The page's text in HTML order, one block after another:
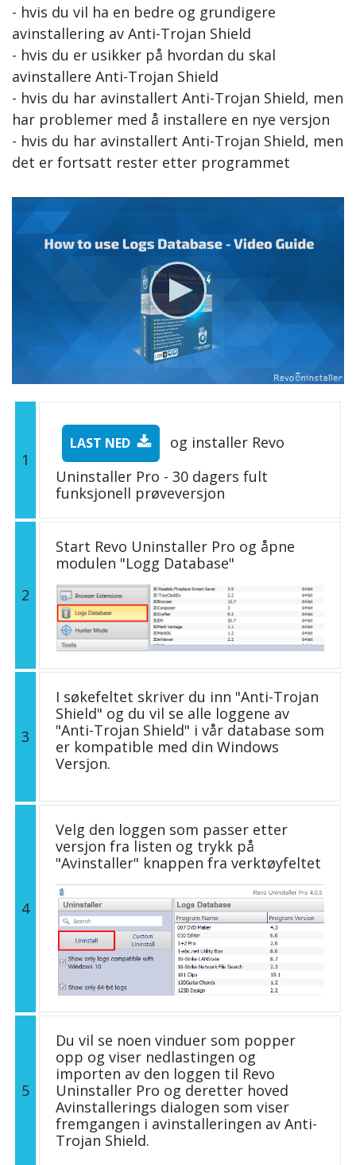
- hvis du vil ha en bedre og grundigere
avinstallering av Anti-Trojan Shield
- hvis du er usikker på hvordan du skal
avinstallere Anti-Trojan Shield
- hvis du har avinstallert Anti-Trojan Shield, men
har problemer med å installere en nye versjon
- hvis du har avinstallert Anti-Trojan Shield, men
det er fortsatt rester etter programmet
1
LAST NED
og installer Revo
Uninstaller Pro - 30 dagers fult
funksjonell prøveversjon
2
Start Revo Uninstaller Pro og åpne
modulen "Logg Database"
3
I søkefeltet skriver du inn "Anti-Trojan
Shield" og du vil se alle loggene av
"Anti-Trojan Shield" i vår database som
er kompatible med din Windows
Versjon.
4
Velg den loggen som passer etter
versjon fra listen og trykk på
"Avinstaller" knappen fra verktøyfeltet
5
Du vil se noen vinduer som popper
opp og viser nedlastingen og
importen av den loggen til Revo
Uninstaller Pro og deretter hoved
Avinstallerings dialogen som viser
fremgangen i avinstalleringen av Anti-
Trojan Shield.